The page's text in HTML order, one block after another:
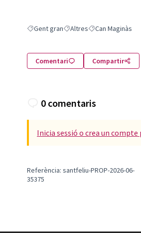
Resultats en filtrar per: Gent gran
Gent granResultats en filtrar per:
AltresResultats en
Can Maginàs
Comentari Compartir
0 comentaris
Inicia sessió o crea un
Referència: santfeliu-PROP-2026-06-
35375